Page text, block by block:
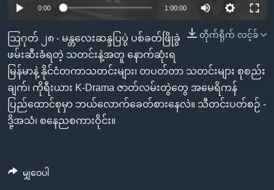
ပင်မ
ညွန်း
စာမျက်နှာ
သို့
ကျော်
ကြည့်
ရန်
နေရာ
ရုပ်ရှင်ထဲက အင်္ဂလိပ်စာ
သုတပဒေသာ အင်္ဂလိပ်စာ
တီဗွီ
ရေဒီယို/တီဗွီအစီအစဉ်
Learning English
ဗွီအိုအေ လူမှုကွန်ယက်များ
0:00 1:00:00
တိုက်ရိုက် လင့်ခ်
သြဂုတ် ၂၈ - မန္တလေးဆန္ဒပြပွဲ ပစ်ခတ်ဖြိုခွဲ
ဖမ်းဆီးခံရတဲ့ သတင်းနဲ့အတူ နောက်ဆုံးရ
မြန်မာနဲ့ နိုင်ငံတကာသတင်းများ၊ တပတ်တာ သတင်းများ စုစည်း
ချက်၊ ကိုရီးယား K-Drama ဇာတ်လမ်းတွဲတွေ အမေရိကန်
ပြည်ထောင်စုမှာ ဘယ်လောက်ခေတ်စားနေလဲ။ သီတင်းပတ်စဉ် -
ဒို့အသံ၊ စနေညစကားဝိုင်း။
မျှဝေပါ